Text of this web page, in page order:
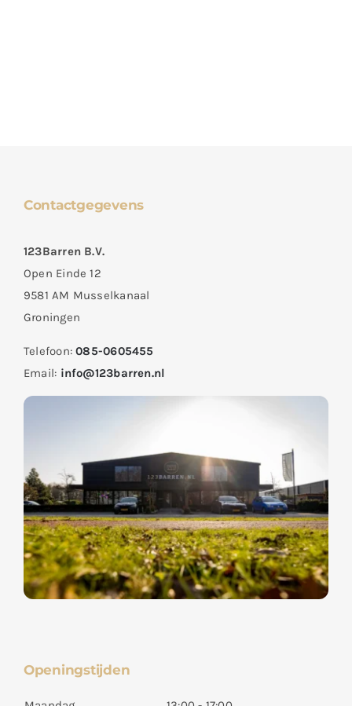
Contactgegevens
123Barren B.V.
Open Einde 12
9581 AM Musselkanaal
Groningen
Telefoon:085-0605455
Email: info@123barren.nl
Openingstijden